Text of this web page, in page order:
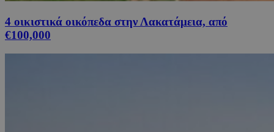
4 οικιστικά οικόπεδα στην Λακατάμεια, από
€100,000